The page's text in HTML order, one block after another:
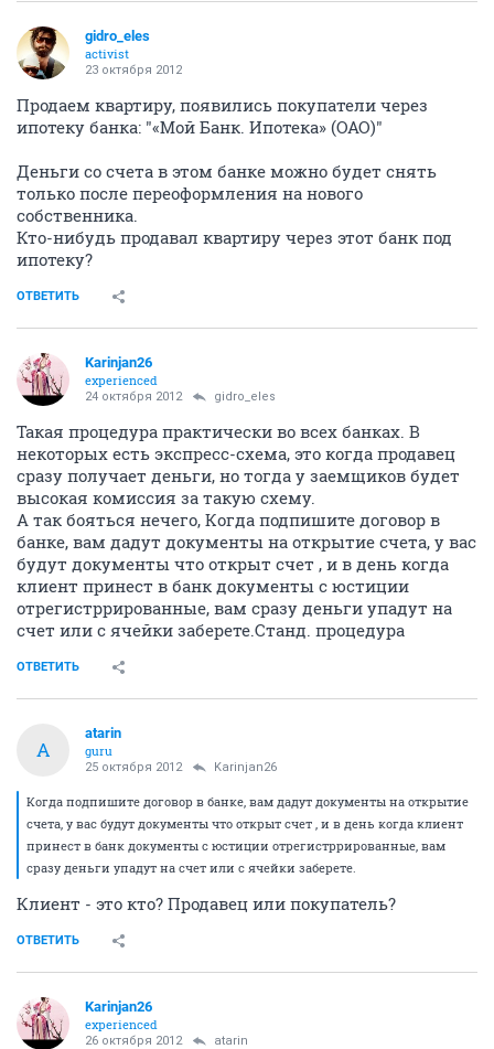
gidro_eles
activist
23 октября 2012
Продаем квартиру, появились покупатели через
ипотеку банка: "«Мой Банк. Ипотека» (ОАО)"
Деньги со счета в этом банке можно будет снять
только после переоформления на нового
собственника.
Кто-нибудь продавал квартиру через этот банк под
ипотеку?
ОТВЕТИТЬ
Karinjan26
experienced
24 октября 2012 gidro_eles
Такая процедура практически во всех банках. В
некоторых есть экспресс-схема, это когда продавец
сразу получает деньги, но тогда у заемщиков будет
высокая комиссия за такую схему.
А так бояться нечего, Когда подпишите договор в
банке, вам дадут документы на открытие счета, у вас
будут документы что открыт счет , и в день когда
клиент принест в банк документы с юстиции
отрегистррированные, вам сразу деньги упадут на
счет или с ячейки заберете.Станд. процедура
ОТВЕТИТЬ
A
atarin
guru
25 октября 2012 Karinjan26
Когда подпишите договор в банке, вам дадут документы на открытие
счета, у вас будут документы что открыт счет , и в день когда клиент
принест в банк документы с юстиции отрегистррированные, вам
сразу деньги упадут на счет или с ячейки заберете.
Клиент - это кто? Продавец или покупатель?
ОТВЕТИТЬ
Karinjan26
experienced
26 октября 2012 atarin